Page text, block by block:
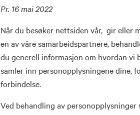
Pr. 16 mai 2022
Når du besøker nettsiden vår, gir eller
en av våre samarbeidspartnere,
du generell informasjon om hvordan vi
samler inn personopplysningene dine,
forbindelse.
Ved behandling av